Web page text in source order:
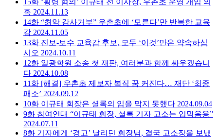
혹 2024.11.13
14화 “최악 감사거부” 우촌초에 ‘모른다’만 반복한 교육
감 2024.11.05
13화 진보-보수 교육감 후보, 모두 ‘이것’만은 약속하십
시오 2024.10.11
12화 일광학원 소송 첫 재판, 여러분과 함께 싸우겠습니
다 2024.10.08
11화 [해결] 우촌초 제보자 복직 꿈 커진다… 재단 ‘최종
패소’ 2024.09.12
10화 이규태 회장은 셜록의 입을 막지 못했다 2024.09.04
9화 참여연대 “이규태 회장, 셜록 기자 고소는 입막음용”
2024.07.11
8화 기자에게 ‘경고’ 날리던 회장님, 결국 고소장을 보냈